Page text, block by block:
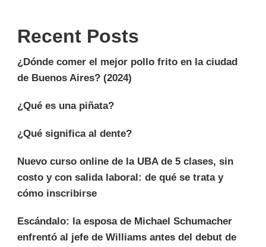
Recent Posts
¿Dónde comer el mejor pollo frito en la ciudad
de Buenos Aires? (2024)
¿Qué es una piñata?
¿Qué significa al dente?
Nuevo curso online de la UBA de 5 clases, sin
costo y con salida laboral: de qué se trata y
cómo inscribirse
Escándalo: la esposa de Michael Schumacher
enfrentó al jefe de Williams antes del debut de